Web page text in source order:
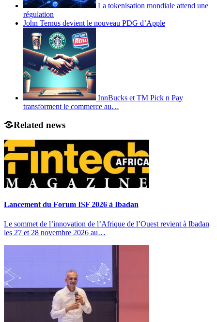
La tokenisation mondiale attend une
régulation
John Ternus devient le nouveau PDG d’Apple
InnBucks et TM Pick n Pay
transforment le commerce au…
Related news
Lancement du Forum ISF 2026 à Ibadan
Le sommet de l’innovation de l’Afrique de l’Ouest revient à Ibadan
les 27 et 28 novembre 2026 au…